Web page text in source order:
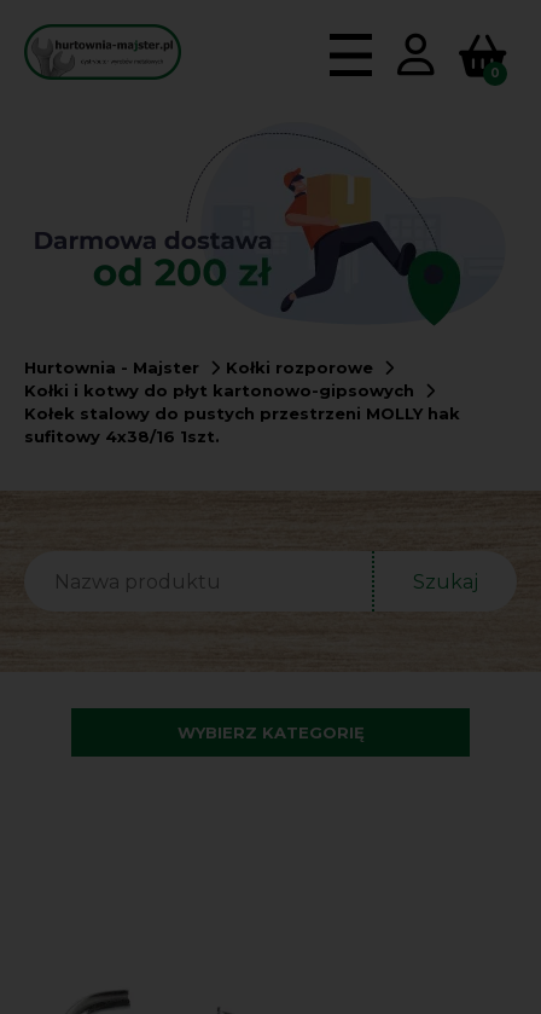
0
Hurtownia - Majster
Kołki rozporowe
Kołki i kotwy do płyt kartonowo-gipsowych
Kołek stalowy do pustych przestrzeni MOLLY hak
sufitowy 4x38/16 1szt.
WYBIERZ KATEGORIĘ
Szukaj